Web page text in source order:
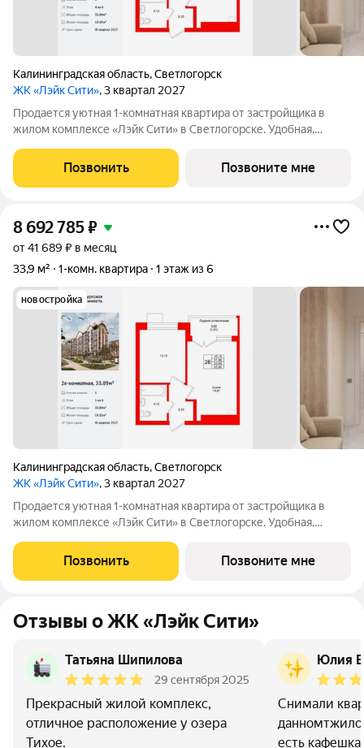
Калининградская область,Светлогорск
ЖК «Лэйк Сити», 3 квартал 2027
Продается уютная 1-комнатная квартира от застройщика в
жилом комплексе «Лэйк Сити» в Светлогорске. Удобная,
кухня-гостиная 14.61 м, вместительная прихожая 3.1 м. Общая
площадь квартиры - 33.89 м,
Позвонить Позвоните мне
8 692 785₽
от 41 689 ₽ в месяц
33,9 м²
1-комн. квартира 1 этаж из 6
новостройка
Калининградская область,Светлогорск
ЖК «Лэйк Сити», 3 квартал 2027
Продается уютная 1-комнатная квартира от застройщика в
жилом комплексе «Лэйк Сити» в Светлогорске. Удобная,
кухня-гостиная 14.61 м, вместительная прихожая 3.1 м. Общая
площадь квартиры - 33.89 м,
Позвонить Позвоните мне
Отзывы о ЖК «Лэйк Сити»
Татьяна Шипилова
29 сентября 2025
Прекрасный жилой комплекс,
отличное расположение у озера
Тихое.
Юлия
Снимали
есть